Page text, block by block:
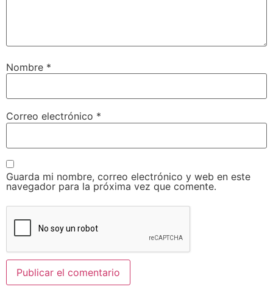
Nombre *
Correo electrónico *
Guarda mi nombre, correo electrónico y web en este
navegador para la próxima vez que comente.